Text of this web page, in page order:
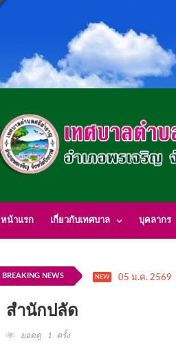
หน้าแรก เกี่ยวกับเทศบาล บุคลากร
BREAKING NEWS NEW 05 ม.ค. 2569
สำนักปลัด
ยอดดู 1 ครั้ง